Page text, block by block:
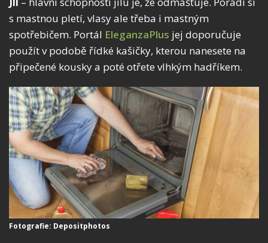
s mastnou pletí, vlasy ale třeba i mastným
spotřebičem. Portál EleganzaPlus jej doporučuje
použít v podobě řídké kašičky, kterou nanesete na
připečené kousky a poté otřete vlhkým hadříkem.
Fotografie: Depositphotos